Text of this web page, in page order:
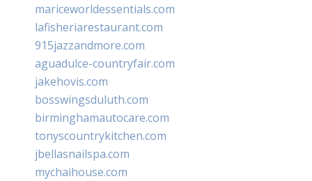
mariceworldessentials.com
lafisheriarestaurant.com
915jazzandmore.com
aguadulce-countryfair.com
jakehovis.com
bosswingsduluth.com
birminghamautocare.com
tonyscountrykitchen.com
jbellasnailspa.com
mychaihouse.com